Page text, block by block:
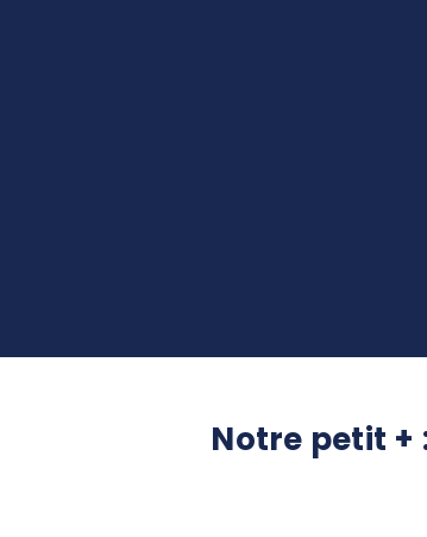
Notre petit +